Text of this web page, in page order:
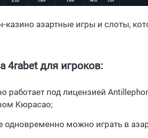
казино азартные игры и слоты,
4rabet для игроков:
работает под лицензией
Кюрасао;
одновременно можно играть в